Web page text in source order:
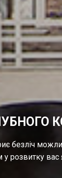
безліч
розвитку вас